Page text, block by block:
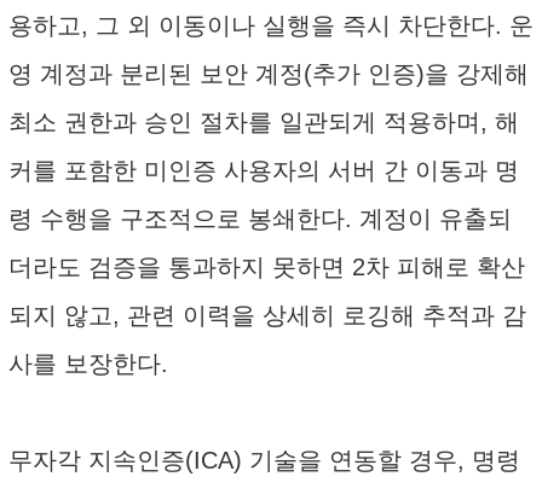
용하고, 그 외 이동이나 실행을 즉시 차단한다. 운
영 계정과 분리된 보안 계정(추가 인증)을 강제해
최소 권한과 승인 절차를 일관되게 적용하며, 해
커를 포함한 미인증 사용자의 서버 간 이동과 명
령 수행을 구조적으로 봉쇄한다. 계정이 유출되
더라도 검증을 통과하지 못하면 2차 피해로 확산
되지 않고, 관련 이력을 상세히 로깅해 추적과 감
사를 보장한다.
무자각 지속인증(ICA) 기술을 연동할 경우, 명령